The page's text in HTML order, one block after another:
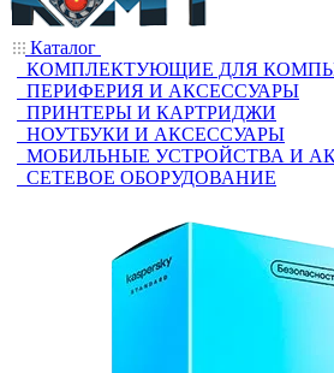
Каталог
КОМПЛЕКТУЮЩИЕ ДЛЯ
ПЕРИФЕРИЯ И АКСЕССУАРЫ
ПРИНТЕРЫ И КАРТРИДЖИ
НОУТБУКИ И АКСЕССУАРЫ
МОБИЛЬНЫЕ УСТРОЙСТВА И
СЕТЕВОЕ ОБОРУДОВАНИЕ